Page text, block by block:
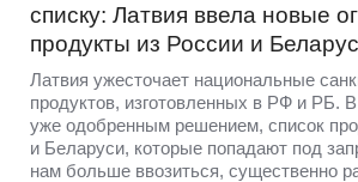
списку: Латвия ввела новые
продукты из России и
Латвия ужесточает национальные
продуктов, изготовленных в РФ и РБ. В
уже одобренным решением, список
и Беларуси, которые попадают под
нам больше ввозиться, существенно